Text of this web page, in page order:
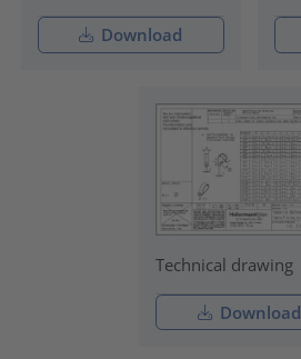
Download
Technical drawing
Download